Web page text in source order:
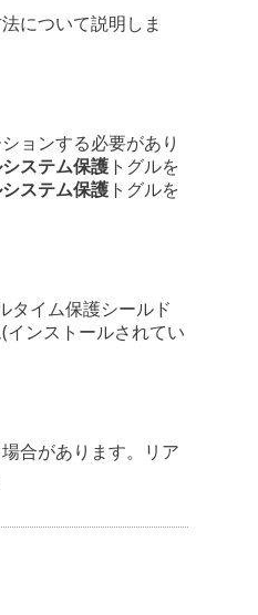
について説明しま
ョンする必要があり
ステム保護トグルを
ステム保護トグルを
タイム保護シールド
インストールされてい
合があります。リア